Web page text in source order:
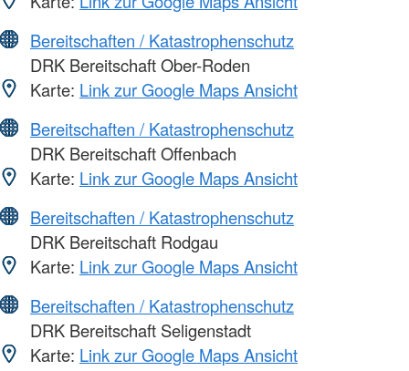
Bereitschaften / Katastrophenschutz
DRK Bereitschaft Ober-Roden
Karte: Link zur Google Maps Ansicht
Bereitschaften / Katastrophenschutz
DRK Bereitschaft Offenbach
Karte: Link zur Google Maps Ansicht
Bereitschaften / Katastrophenschutz
DRK Bereitschaft Rodgau
Karte: Link zur Google Maps Ansicht
Bereitschaften / Katastrophenschutz
DRK Bereitschaft Seligenstadt
Karte: Link zur Google Maps Ansicht